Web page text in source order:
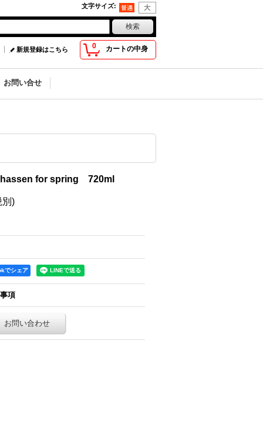
文字サイズ:
0 カートの中身
新規登録はこちら
お問い合せ
for spring 720ml
別)
でシェア
項
お問い合わせ